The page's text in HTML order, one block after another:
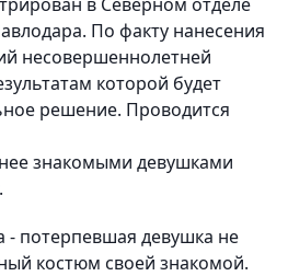
По факту нанесения
несовершеннолетней
которой будет
решение. Проводится
знакомыми девушками
- потерпевшая девушка не
костюм своей знакомой.